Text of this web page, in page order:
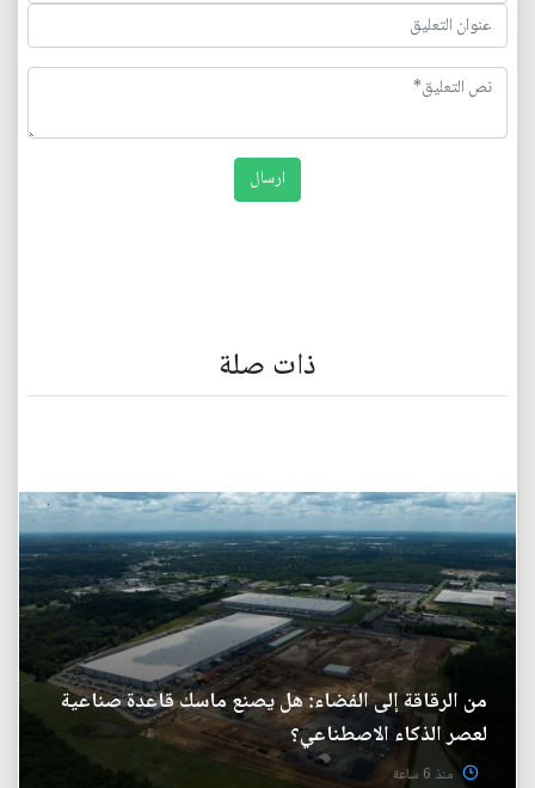
ذات صلة
من الرقاقة إلى الفضاء: هل يصنع ماسك قاعدة صناعية
لعصر الذكاء الاصطناعي؟
منذ 6 ساعة